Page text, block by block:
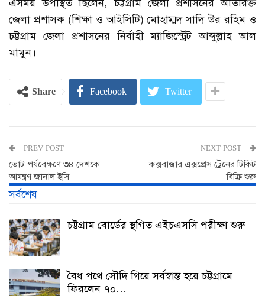
এসময় উপস্থিত ছিলেন, চট্টগ্রাম জেলা প্রশাসনের অতিরিক্ত
জেলা প্রশাসক (শিক্ষা ও আইসিটি) মোহাম্মদ সাদি উর রহিম ও
চট্টগ্রাম জেলা প্রশাসনের নির্বাহী ম্যাজিস্ট্রেট আব্দুল্লাহ আল
মামুন।
Share Facebook Twitter
PREV POST
ভোট পর্যবেক্ষণে ৩৪ দেশকে
আমন্ত্রণ জানাল ইসি
NEXT POST
কক্সবাজার এক্সপ্রেস ট্রেনের টিকিট
বিক্রি শুরু
সর্বশেষ
চট্টগ্রাম বোর্ডের স্থগিত এইচএসসি পরীক্ষা শুরু
বৈধ পথে সৌদি গিয়ে সর্বস্বান্ত হয়ে চট্টগ্রামে
ফিরলেন ৭০…